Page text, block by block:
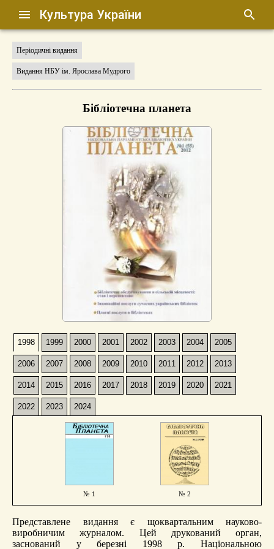
Культура України
Періодичні видання
Видання НБУ ім. Ярослава Мудрого
Бібліотечна планета
1998 1999 2000 2001 2002 2003 2004 2005
2006 2007 2008 2009 2010 2011 2012 2013
2014 2015 2016 2017 2018 2019 2020 2021
2022 2023 2024
№ 1 № 2
Представлене видання є щоквартальним науково-
виробничим журналом. Цей друкований орган,
заснований у березні 1998 р. Національною